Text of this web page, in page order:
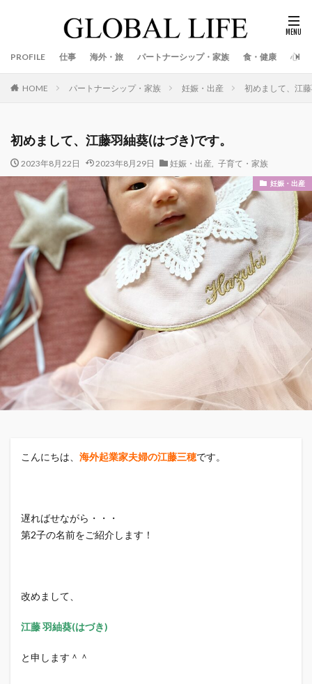
PROFILE 仕事 海外・旅 パートナーシップ・家族 食・健康 心
HOME パートナーシップ・家族 妊娠・出産 初めまして、江
初めまして、江藤羽紬葵(はづき)です。
2023年8月22日 2023年8月29日 妊娠・出産, 子育て・家族
妊娠・出産
こんにちは、 海外起業家夫婦の江藤三穂です。
遅ればせながら・・・
第2子の名前をご紹介します！
改めまして、
江藤 羽紬葵(はづき)
と申します＾＾